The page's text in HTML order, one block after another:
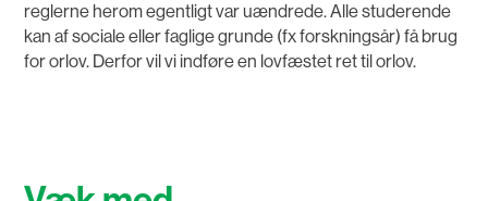
reglerne herom egentligt var uændrede. Alle studerende
kan af sociale eller faglige grunde (fx forskningsår) få brug
for orlov. Derfor vil vi indføre en lovfæstet ret til orlov.